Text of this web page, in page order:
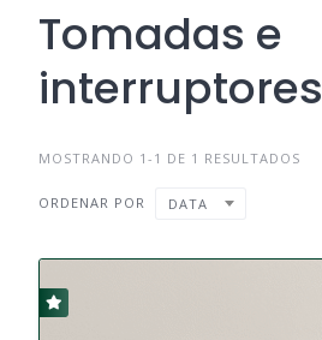
Tomadas e
interruptores
MOSTRANDO 1-1 DE 1 RESULTADOS
ORDENAR POR DATA